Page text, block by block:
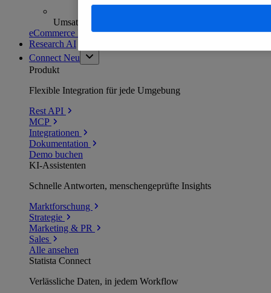
Umsatzanalysen und -prognosen
eCommerce Insights entdecken
Research AI
Connect Neu
Produkt
Flexible Integration für jede Umgebung
Rest API
MCP
Integrationen
Dokumentation
Demo buchen
KI-Assistenten
Schnelle Antworten, menschengeprüfte Insights
Marktforschung
Strategie
Marketing & PR
Sales
Alle ansehen
Statista Connect
Verlässliche Daten, in jedem Workflow